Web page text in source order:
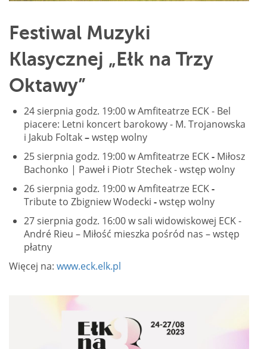
Festiwal Muzyki
Klasycznej „Ełk na Trzy
Oktawy”
24 sierpnia godz. 19:00 w Amfiteatrze ECK - Bel
piacere: Letni koncert barokowy - M. Trojanowska
i Jakub Foltak–wstęp wolny
25 sierpnia godz. 19:00 w Amfiteatrze ECK- Miłosz
Bachonko | Paweł i Piotr Stechek - wstęp wolny
26 sierpnia godz. 19:00 w Amfiteatrze ECK-
Tribute to Zbigniew Wodecki -wstęp wolny
27 sierpnia godz. 16:00 w sali widowiskowej ECK -
André Rieu – Miłość mieszka pośród nas – wstęp
płatny
Więcej na: www.eck.elk.pl